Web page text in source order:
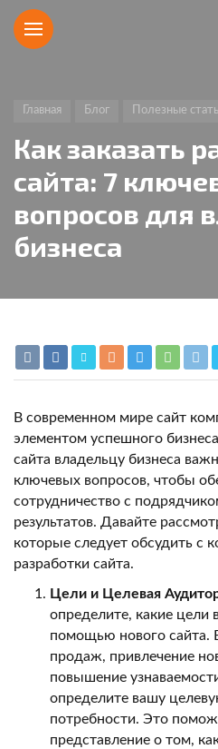
Главная Блог Полезные
Как заказать
сайта: 7
вопросов для
бизнеса
В современном мире сайт
элементом успешного
сайта владельцу бизнеса
ключевых вопросов, чтобы
сотрудничество с
результатов. Давайте
которые следует обсудить с
разработки сайта.
Цели и Целевая
определите, какие цели
помощью нового сайта.
продаж, привлечение
повышение
определите вашу
потребности. Это
представление о том,